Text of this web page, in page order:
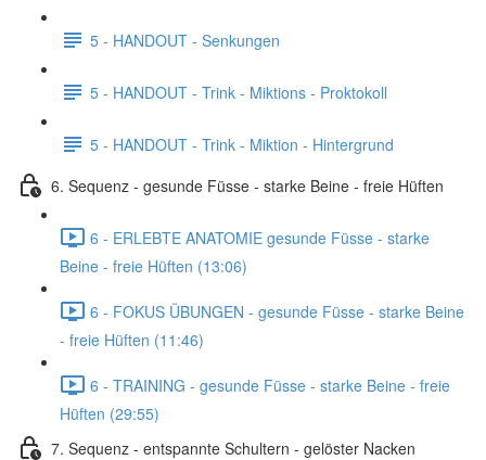
5 - HANDOUT - Senkungen
5 - HANDOUT - Trink - Miktions - Proktokoll
5 - HANDOUT - Trink - Miktion - Hintergrund
6. Sequenz - gesunde Füsse - starke Beine - freie Hüften
6 - ERLEBTE ANATOMIE gesunde Füsse - starke
Beine - freie Hüften (13:06)
6 - FOKUS ÜBUNGEN - gesunde Füsse - starke Beine
- freie Hüften (11:46)
6 - TRAINING - gesunde Füsse - starke Beine - freie
Hüften (29:55)
7. Sequenz - entspannte Schultern - gelöster Nacken